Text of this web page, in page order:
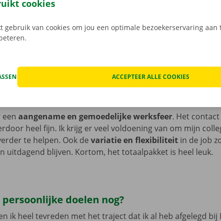
ik meestal naar huis. ’s Avondsin mijn vrije tijdga
mijn vrouw, zwemmen met mijn dochter of vind je mij wel
een aangename en gemoedelijke werksfeer. Het
heel fijn. Ik krijg er veel voldoening van om mijn
te helpen. Ook de variatie en flexibiliteit in de job
uitdagend blijven. Kortom, het totaalpakket is heel leuk.
doelen nog?
ik heel tevreden met het traject dat ik al heb afgelegd bij
cookies
gebruik van cookies om jou een optimale bezoekerservaring aan
ACCEPTEER ALLE COOKIES